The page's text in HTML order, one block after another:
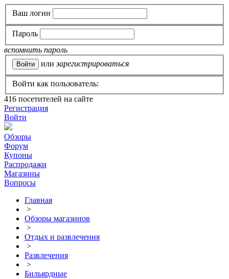
Ваш логин
Пароль
вспомнить пароль
или зарегистрироваться
Войти как пользователь:
416 посетителей на сайте
Регистрация
Войти
Обзоры
Форум
Купоны
Распродажи
Магазины
Вопросы
Главная
>
Обзоры магазинов
>
Отдых и развлечения
>
Развлечения
>
Бильярдные